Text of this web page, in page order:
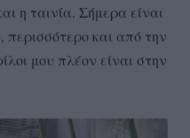
η ταινία. Σήμερα είναι
περισσότερο και από την
μου πλέον είναι στην